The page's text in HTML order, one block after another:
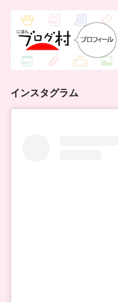
インスタグラム